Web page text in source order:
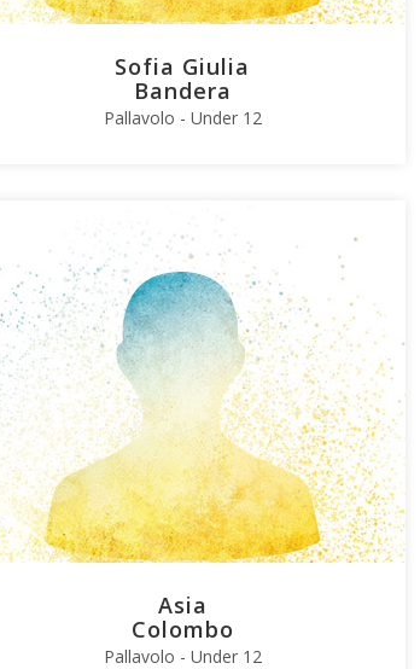
Sofia Giulia
Bandera
Pallavolo - Under 12
Asia
Colombo
Pallavolo - Under 12